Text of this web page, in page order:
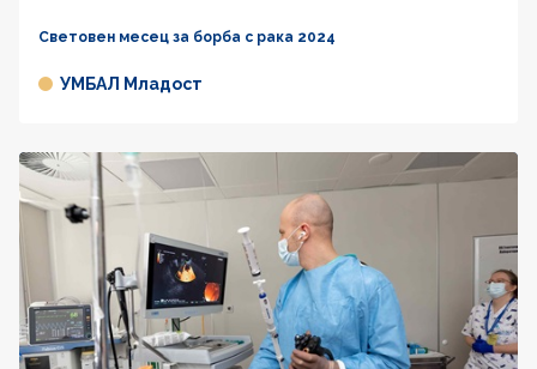
Световен месец за борба с рака 2024
УМБАЛ Младост